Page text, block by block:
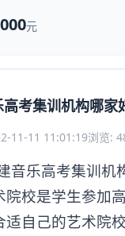
元
考集训机构哪家
11-11 11:01:19浏览:
乐高考集训机
院校是学生参加
适自己的艺术院